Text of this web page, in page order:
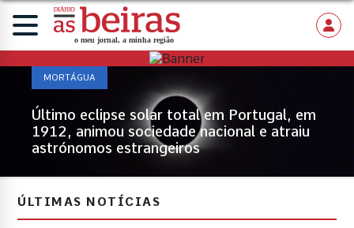
MORTÁGUA
Último eclipse solar total em Portugal, em
1912, animou sociedade nacional e atraiu
astrónomos estrangeiros
ÚLTIMAS NOTÍCIAS